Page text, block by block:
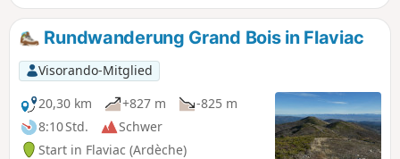
Rundwanderung Grand Bois in Flaviac
Visorando-Mitglied
20,30 km
+827 m
-825 m
8:10 Std.
Schwer
Start in Flaviac (Ardèche)